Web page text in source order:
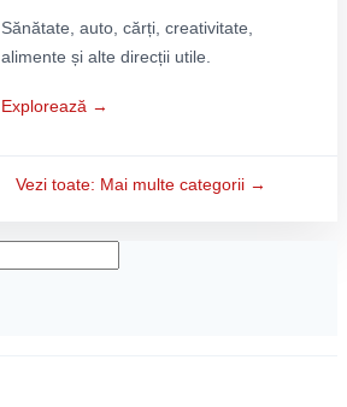
Sănătate, auto, cărți, creativitate,
alimente și alte direcții utile.
Explorează →
Vezi toate: Mai multe categorii →